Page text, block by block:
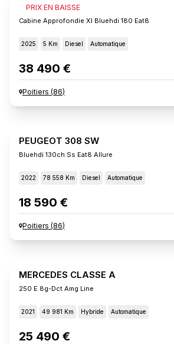
PRIX EN BAISSE
FIAT SCUDO
Cabine Approfondie Xl Bluehdi 180 Eat8
2025 5 Km Diesel Automatique
38 490 €
Poitiers (86)
PEUGEOT 308 SW
Bluehdi 130ch Ss Eat8 Allure
2022 78 558 Km Diesel Automatique
18 590 €
Poitiers (86)
MERCEDES CLASSE A
250 E 8g-Dct Amg Line
2021 49 981 Km Hybride Automatique
25 490 €